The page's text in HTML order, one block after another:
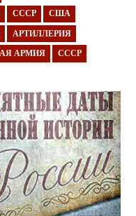
СССР США
АРТИЛЛЕРИЯ
АРМИЯ СССР